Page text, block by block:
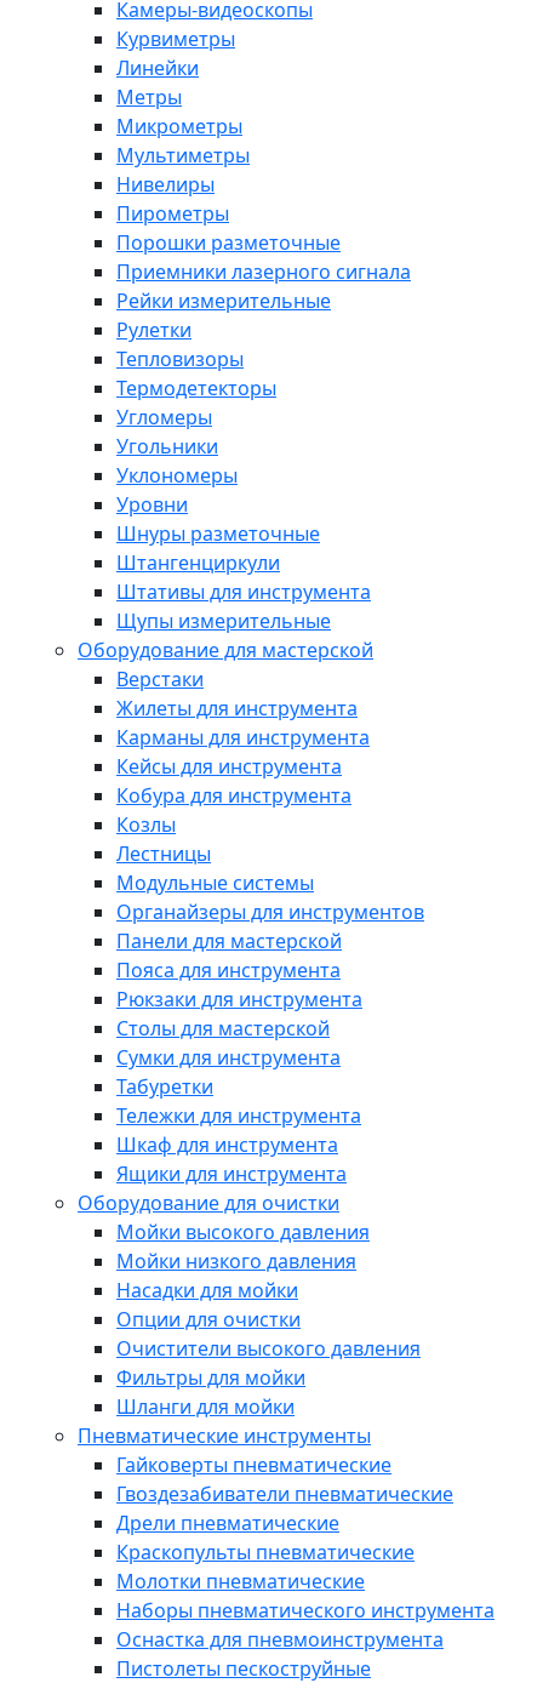
Камеры-видеоскопы
Курвиметры
Линейки
Метры
Микрометры
Мультиметры
Нивелиры
Пирометры
Порошки разметочные
Приемники лазерного сигнала
Рейки измерительные
Рулетки
Тепловизоры
Термодетекторы
Угломеры
Угольники
Уклономеры
Уровни
Шнуры разметочные
Штангенциркули
Штативы для инструмента
Щупы измерительные
Оборудование для мастерской
Верстаки
Жилеты для инструмента
Карманы для инструмента
Кейсы для инструмента
Кобура для инструмента
Козлы
Лестницы
Модульные системы
Органайзеры для инструментов
Панели для мастерской
Пояса для инструмента
Рюкзаки для инструмента
Столы для мастерской
Сумки для инструмента
Табуретки
Тележки для инструмента
Шкаф для инструмента
Ящики для инструмента
Оборудование для очистки
Мойки высокого давления
Мойки низкого давления
Насадки для мойки
Опции для очистки
Очистители высокого давления
Фильтры для мойки
Шланги для мойки
Пневматические инструменты
Гайковерты пневматические
Гвоздезабиватели пневматические
Дрели пневматические
Краскопульты пневматические
Молотки пневматические
Наборы пневматического инструмента
Оснастка для пневмоинструмента
Пистолеты пескоструйные